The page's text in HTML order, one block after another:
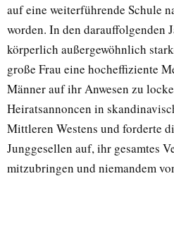
auf eine weiterführende Schule
worden. In den darauffolgenden
körperlich außergewöhnlich
große Frau eine hocheffiziente
Männer auf ihr Anwesen zu
Heiratsannoncen in
Mittleren Westens und forderte
Junggesellen auf, ihr gesamtes
mitzubringen und niemandem